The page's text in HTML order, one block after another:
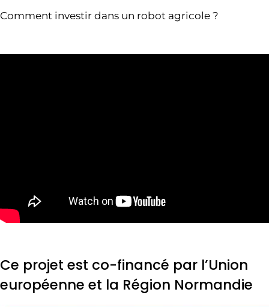
Comment investir dans un robot agricole ?
Ce projet est co-financé par l’Union
européenne et la Région Normandie